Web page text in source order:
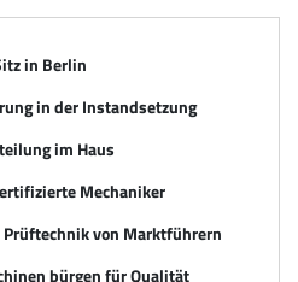
in Berlin
in der Instandsetzung
im Haus
Mechaniker
von Marktführern
bürgen für Qualität